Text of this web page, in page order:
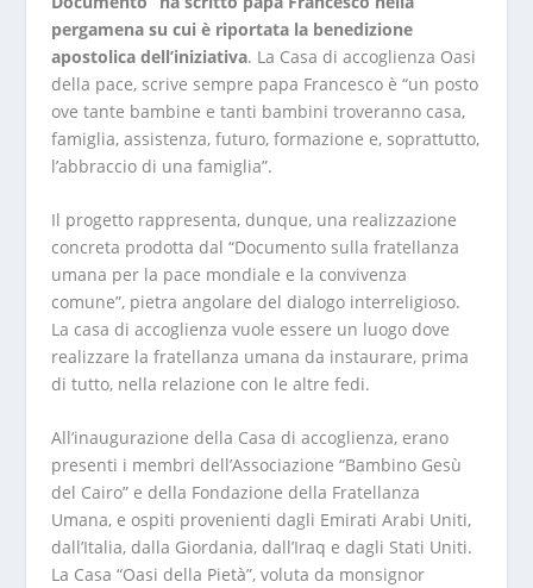
pergamena su cui è riportata la benedizione
apostolica dell’iniziativa. La Casa di accoglienza Oasi
della pace, scrive sempre papa Francesco è “un posto
ove tante bambine e tanti bambini troveranno casa,
famiglia, assistenza, futuro, formazione e, soprattutto,
l’abbraccio di una famiglia”.
Il progetto rappresenta, dunque, una realizzazione
concreta prodotta dal “Documento sulla fratellanza
umana per la pace mondiale e la convivenza
comune”, pietra angolare del dialogo interreligioso.
La casa di accoglienza vuole essere un luogo dove
realizzare la fratellanza umana da instaurare, prima
di tutto, nella relazione con le altre fedi.
All’inaugurazione della Casa di accoglienza, erano
presenti i membri dell’Associazione “Bambino Gesù
del Cairo” e della Fondazione della Fratellanza
Umana, e ospiti provenienti dagli Emirati Arabi Uniti,
dall’Italia, dalla Giordania, dall’Iraq e dagli Stati Uniti.
La Casa “Oasi della Pietà”, voluta da monsignor